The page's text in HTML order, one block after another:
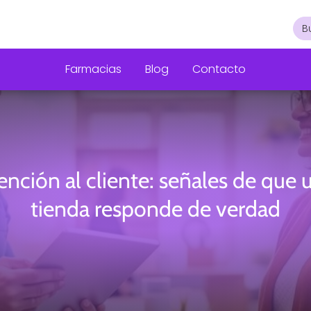
Farmacias Blog Contacto
al cliente: señales de que
tienda responde de verdad